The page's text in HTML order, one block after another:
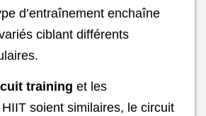
d’entraînement enchaîne
ciblant différents
training et les
soient similaires, le circuit